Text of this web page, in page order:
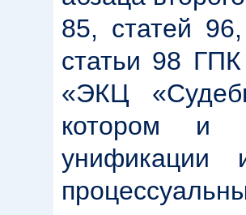
85, статей
статьи 98
«ЭКЦ
котором и
унификации